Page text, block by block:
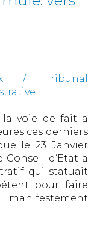
/ Tribunal
voie de fait a
ces derniers
le 23 Janvier
d’Etat a
qui statuait
pour faire